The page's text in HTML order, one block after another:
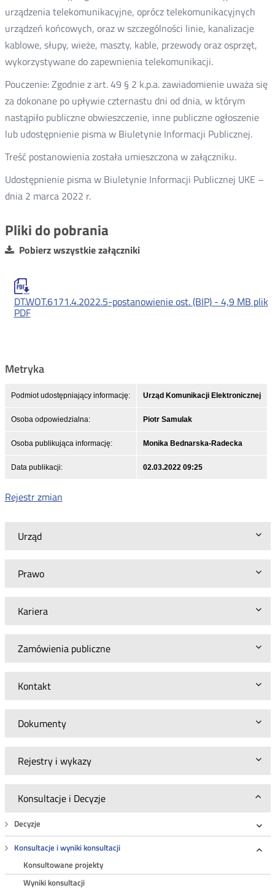
Urząd
Prawo
Kariera
Zamówienia publiczne
Kontakt
Dokumenty
Rejestry i wykazy
Konsultacje i Decyzje
Decyzje
Konsultacje i wyniki konsultacji
Konsultowane projekty
Wyniki konsultacji
urządzenia telekomunikacyjne, oprócz telekomunikacyjnych
urządzeń końcowych, oraz w szczególności linie, kanalizacje
kablowe, słupy, wieże, maszty, kable, przewody oraz osprzęt,
wykorzystywane do zapewnienia telekomunikacji.
Pouczenie: Zgodnie z art. 49 § 2 k.p.a. zawiadomienie uważa się
za dokonane po upływie czternastu dni od dnia, w którym
nastąpiło publiczne obwieszczenie, inne publiczne ogłoszenie
lub udostępnienie pisma w Biuletynie Informacji Publicznej.
Treść postanowienia została umieszczona w załączniku.
Udostępnienie pisma w Biuletynie Informacji Publicznej UKE –
dnia 2 marca 2022 r.
Pliki do pobrania
Pobierz wszystkie załączniki
DT.WOT.6171.4.2022.5-postanowienie ost. (BIP) - 4,9 MB plik
PDF
Metryka
Podmiot udostępniający informację: Urząd Komunikacji Elektronicznej
Osoba odpowiedzialna: Piotr Samulak
Osoba publikująca informację: Monika Bednarska-Radecka
Data publikacji: 02.03.2022 09:25
Rejestr zmian